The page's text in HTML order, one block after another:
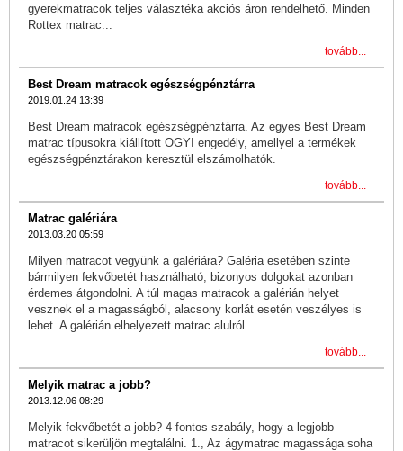
gyerekmatracok teljes választéka akciós áron rendelhető. Minden
Rottex matrac...
tovább...
Best Dream matracok egészségpénztárra
2019.01.24 13:39
Best Dream matracok egészségpénztárra. Az egyes Best Dream
matrac típusokra kiállított OGYI engedély, amellyel a termékek
egészségpénztárakon keresztül elszámolhatók.
tovább...
Matrac galériára
2013.03.20 05:59
Milyen matracot vegyünk a galériára? Galéria esetében szinte
bármilyen fekvőbetét használható, bizonyos dolgokat azonban
érdemes átgondolni. A túl magas matracok a galérián helyet
vesznek el a magasságból, alacsony korlát esetén veszélyes is
lehet. A galérián elhelyezett matrac alulról...
tovább...
Melyik matrac a jobb?
2013.12.06 08:29
Melyik fekvőbetét a jobb? 4 fontos szabály, hogy a legjobb
matracot sikerüljön megtalálni. 1., Az ágymatrac magassága soha